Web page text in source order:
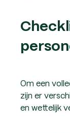
Om een
zijn er
en wettelijk